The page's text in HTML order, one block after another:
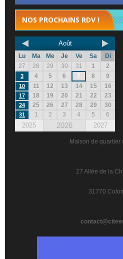
NOS PROCHAINS RDV !
Août
Lu Ma Me Je Ve Sa
Di
27
28 29 30 31 1 2
3 4 5 6 7 8 9
10 11 12 13 14 15 16
17 18 19 20 21 22 23
24 25 26 27 28 29 30
31 1 2 3 4 5 6
2025 2026 2027
Maison de quartier
27 Allée de la
31770